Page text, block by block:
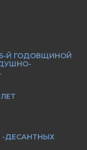
Й ГОДОВЩИНОЙ
ДЕСАНТНЫХ